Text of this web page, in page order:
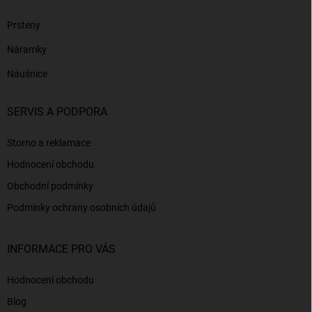
Prsteny
Náramky
Náušnice
SERVIS A PODPORA
Storno a reklamace
Hodnocení obchodu
Obchodní podmínky
Podmínky ochrany osobních údajů
INFORMACE PRO VÁS
Hodnocení obchodu
Blog